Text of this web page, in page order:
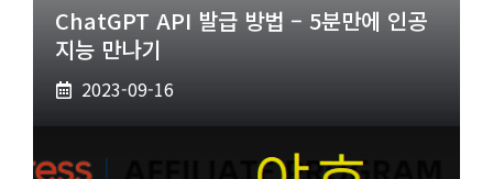
ChatGPT API 발급 방법 – 5분만에 인공
지능 만나기
2023-09-16